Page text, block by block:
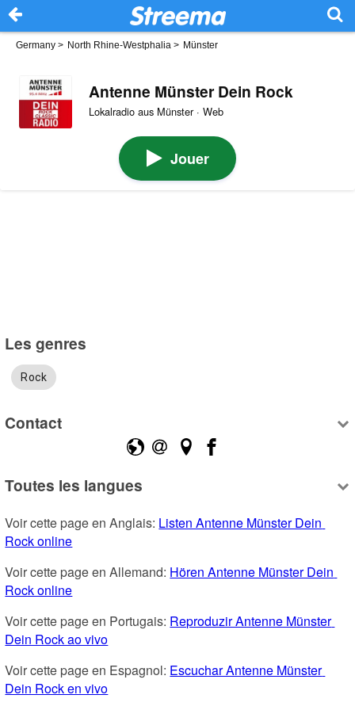
Germany > North Rhine-Westphalia > Münster
Antenne Münster Dein Rock
Lokalradio aus Münster · Web
Jouer
Les genres
Rock
Contact
Toutes les langues
Voir cette page en Anglais: Listen Antenne Münster Dein
Rock online
Voir cette page en Allemand: Hören Antenne Münster Dein
Rock online
Voir cette page en Portugais: Reproduzir Antenne Münster
Dein Rock ao vivo
Voir cette page en Espagnol: Escuchar Antenne Münster
Dein Rock en vivo